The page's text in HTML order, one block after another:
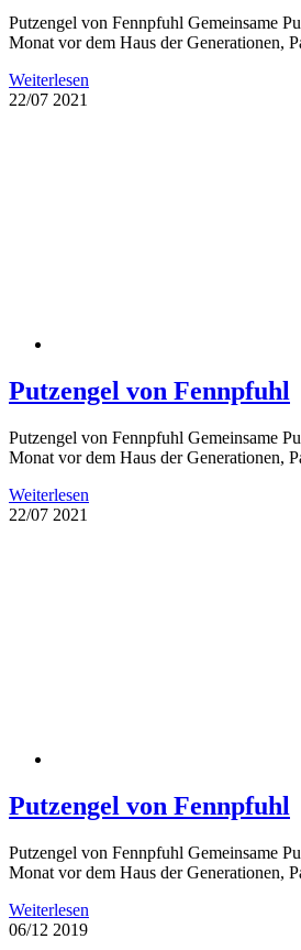
Putzengel von Fennpfuhl Gemeinsame
Monat vor dem Haus der Generationen,
Weiterlesen
22/07 2021
Putzengel von Fennpfuhl
Putzengel von Fennpfuhl Gemeinsame
Monat vor dem Haus der Generationen,
Weiterlesen
22/07 2021
Putzengel von Fennpfuhl
Putzengel von Fennpfuhl Gemeinsame
Monat vor dem Haus der Generationen,
Weiterlesen
06/12 2019